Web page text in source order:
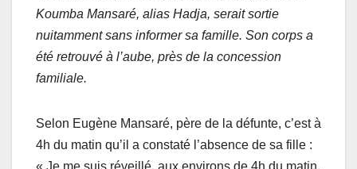
Koumba Mansaré, alias Hadja, serait sortie
nuitamment sans informer sa famille. Son corps a
été retrouvé à l’aube, près de la concession
familiale.
Selon Eugène Mansaré, père de la défunte, c’est à
4h du matin qu’il a constaté l’absence de sa fille :
« Je me suis réveillé, aux environs de 4h du matin,